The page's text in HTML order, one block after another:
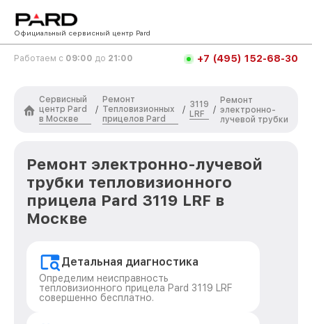
Официальный сервисный центр Pard
Работаем с 09:00 до 21:00 +7 (495) 152-68-30
Сервисный
центр Pard
в Москве
/
Ремонт
Тепловизионных
прицелов Pard
/
3119
LRF
/
Ремонт
электронно-
лучевой трубки
Ремонт электронно-лучевой
трубки тепловизионного
прицела Pard 3119 LRF в
Москве
Детальная диагностика
Определим неисправность
тепловизионного прицела Pard 3119 LRF
совершенно бесплатно.